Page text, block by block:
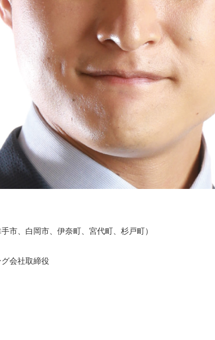
市、白岡市、伊奈町、宮代町、杉戸町）
会社取締役